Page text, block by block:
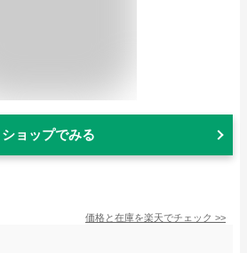
ショップでみる
価格と在庫を楽天でチェック >>